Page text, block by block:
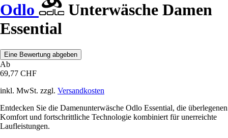
Odlo
Unterwäsche Damen
Essential
Eine Bewertung abgeben
Ab
69,77 CHF
inkl. MwSt. zzgl. Versandkosten
Entdecken Sie die Damenunterwäsche Odlo Essential, die überlegenen
Komfort und fortschrittliche Technologie kombiniert für unerreichte
Laufleistungen.